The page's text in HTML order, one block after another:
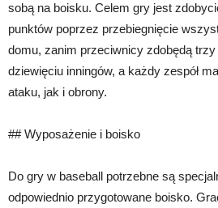
sobą na boisku. Celem gry jest
punktów poprzez przebiegnięcie
domu, zanim przeciwnicy zdobędą trzy
dziewięciu inningów, a każdy zespół
ataku, jak i obrony.
## Wyposażenie i boisko
Do gry w baseball potrzebne są
odpowiednio przygotowane boisko.